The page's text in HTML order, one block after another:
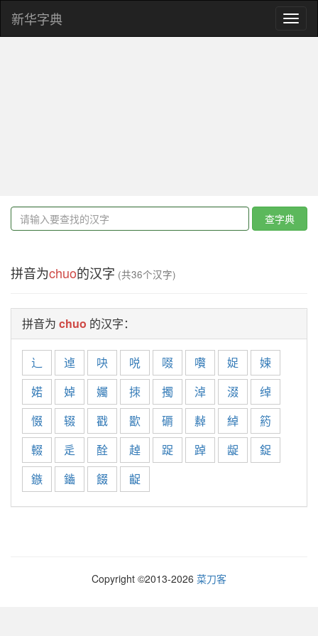
新华字典
查字典
拼音为chuo的汉字 (共36个汉字)
拼音为 chuo 的汉字：
辶 逴 吷 哾 啜 嚽 娖
娕
婼
婥 孎 拺 擉 淖 涰
绰
惙
辍 戳 歠 磭 繛 綽
箹
輟
辵 酫 趠 踀 踔 龊
鋜
鏃
鑡 餟 齪
Copyright ©2013-2026 菜刀客